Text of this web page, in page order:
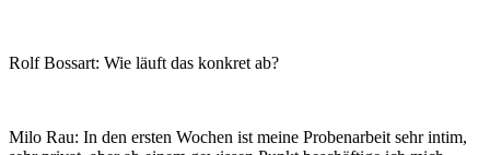
Rolf Bossart: Wie läuft das konkret ab?
Milo Rau: In den ersten Wochen ist meine Probenarbeit sehr intim,